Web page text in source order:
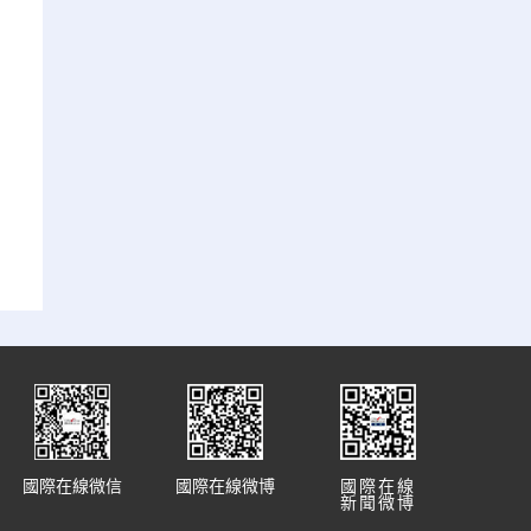
國際在線
新聞微博
國際在線微博
國際在線微信